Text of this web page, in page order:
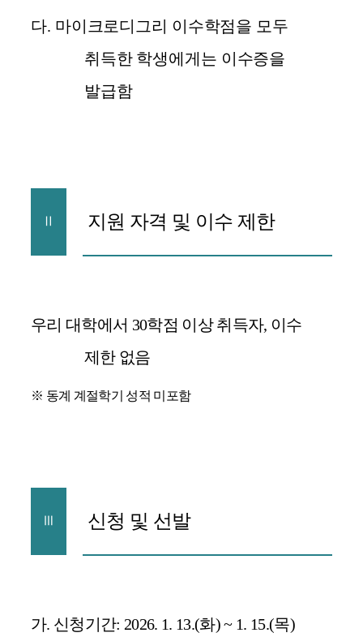
다. 마이크로디그리 이수학점을 모두
취득한 학생에게는 이수증을
발급함
Ⅱ 지원 자격 및 이수 제한
우리 대학에서 30학점 이상 취득자, 이수
제한 없음
※ 동계 계절학기 성적 미포함
Ⅲ 신청 및 선발
가. 신청기간: 2026. 1. 13.(화) ~ 1. 15.(목)